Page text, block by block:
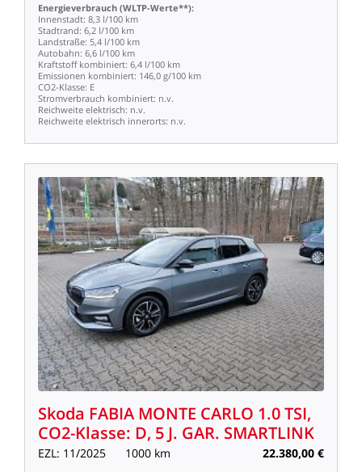
Energieverbrauch (WLTP-Werte**):
Innenstadt: 8,3 l/100 km
Stadtrand: 6,2 l/100 km
Landstraße: 5,4 l/100 km
Autobahn: 6,6 l/100 km
Kraftstoff kombiniert: 6,4 l/100 km
Emissionen kombiniert: 146,0 g/100 km
CO2-Klasse: E
Stromverbrauch kombiniert: n.v.
Reichweite elektrisch: n.v.
Reichweite elektrisch innerorts: n.v.
Skoda FABIA MONTE CARLO 1.0TSI,
CO2-Klasse: D, 5 J. GAR. SMARTLINK
EZL: 11/2025 1000 km 22.380,00 €